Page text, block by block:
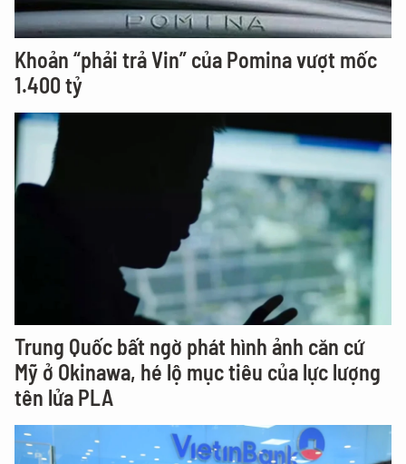
Khoản “phải trả Vin” của Pomina vượt mốc
1.400 tỷ
Trung Quốc bất ngờ phát hình ảnh căn cứ
Mỹ ở Okinawa, hé lộ mục tiêu của lực lượng
tên lửa PLA